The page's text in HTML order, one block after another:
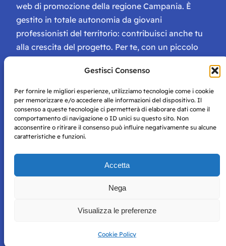
Gestisci Consenso
Per fornire le migliori esperienze, utilizziamo tecnologie come i cookie
per memorizzare e/o accedere alle informazioni del dispositivo. Il
consenso a queste tecnologie ci permetterà di elaborare dati come il
comportamento di navigazione o ID unici su questo sito. Non
acconsentire o ritirare il consenso può influire negativamente su alcune
caratteristiche e funzioni.
Accetta
Nega
Visualizza le preferenze
Cookie Policy
web di promozione della regione Campania. È
gestito in totale autonomia da giovani
professionisti del territorio: contribuisci anche tu
alla crescita del progetto. Per te, con un piccolo
tessera di Storie Campane, libri e magazine gratis
e inviti ad eventi esclusivi!
Storie di Napoli è una testata registrata presso il tribunale di
per mero scopo didattico e informativo.
perseguito secondo i termini di legge. Si nega l’utilizzo delle